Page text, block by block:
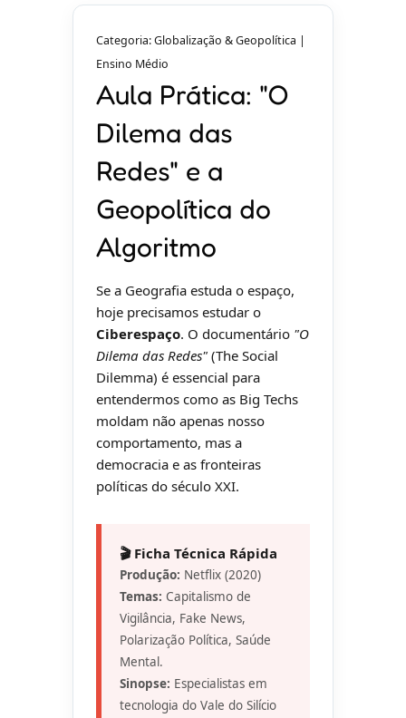
Categoria: Globalização & Geopolítica |
Ensino Médio
Aula Prática: "O
Dilema das
Redes" e a
Geopolítica do
Algoritmo
Se a Geografia estuda o espaço,
hoje precisamos estudar o
Ciberespaço. O documentário "O
Dilema das Redes" (The Social
Dilemma) é essencial para
entendermos como as Big Techs
moldam não apenas nosso
comportamento, mas a
democracia e as fronteiras
políticas do século XXI.
🎬 Ficha Técnica Rápida
Produção: Netflix (2020)
Temas: Capitalismo de
Vigilância, Fake News,
Polarização Política, Saúde
Mental.
Sinopse: Especialistas em
tecnologia do Vale do Silício